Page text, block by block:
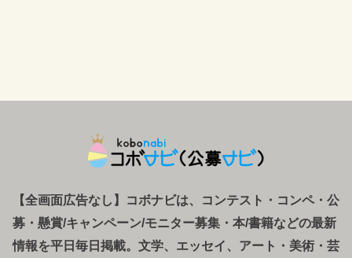
【全画面広告なし】コボナビは、コンテスト・コンペ・ 公
募 ・ 懸賞/キャンペーン/モニター募集・本/書籍などの最新
情報を平日毎日掲載。文学、エッセイ、アート・美術・芸